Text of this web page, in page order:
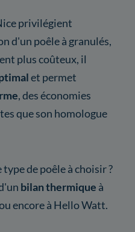
privilégient
d'un poêle à granulés,
plus coûteux, il
et permet
, des économies
que son homologue
de poêle à choisir ?
bilan thermique à
encore à Hello Watt.